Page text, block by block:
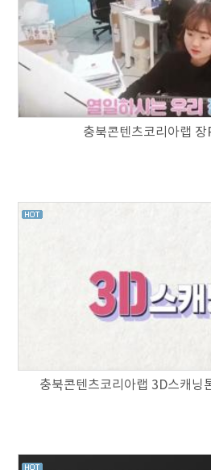
충북콘텐츠코리아랩
충북콘텐츠코리아랩 3D스캐닝